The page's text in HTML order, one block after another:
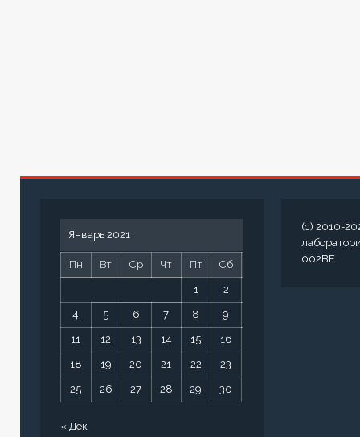
Январь 2021
Пн Вт Ср Чт Пт Сб
1 2
4 5 6 7 8 9
11 12 13 14 15 16
18 19 20 21 22 23
25 26 27 28 29 30
« Дек
(c) 2010-
002BE